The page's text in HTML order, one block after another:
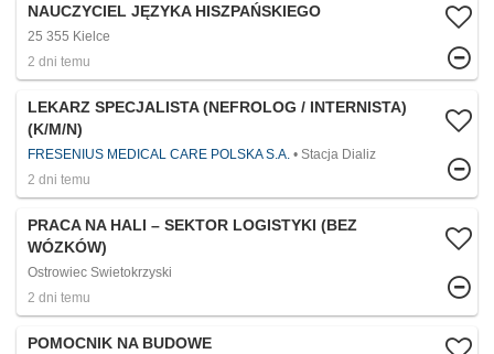
NAUCZYCIEL JĘZYKA HISZPAŃSKIEGO
25 355 Kielce
2 dni temu
LEKARZ SPECJALISTA (NEFROLOG / INTERNISTA)
(K/M/N)
FRESENIUS MEDICAL CARE POLSKA S.A.
Stacja Dializ
2 dni temu
PRACA NA HALI – SEKTOR LOGISTYKI (BEZ
WÓZKÓW)
Ostrowiec Swietokrzyski
2 dni temu
POMOCNIK NA BUDOWE